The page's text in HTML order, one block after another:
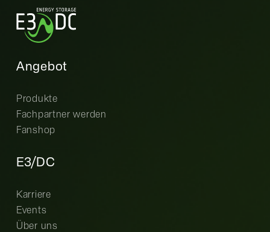
Angebot
Produkte
Fachpartner werden
Fanshop
E3/DC
Karriere
Events
Über uns